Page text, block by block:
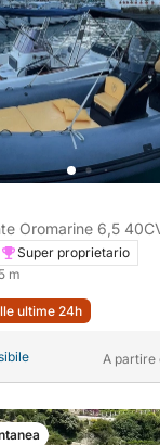
Barca senza patente Oromarine
Super proprietario
m
ultime 24h
A partire